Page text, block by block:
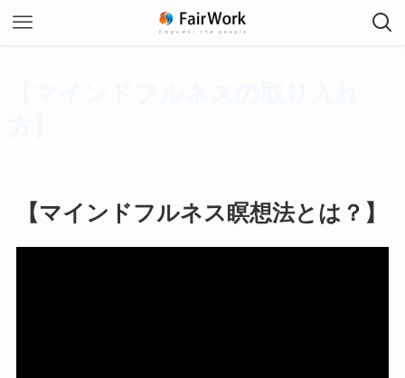
【マインドフルネス瞑想法とは？】